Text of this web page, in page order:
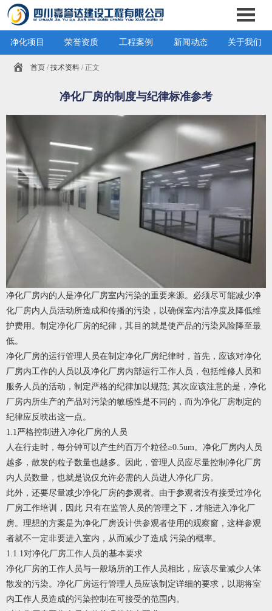
净化项目 荣誉资质 工程案例 新闻动态 关于我们
首页 /技术资料 / 正文
净化厂房的制度与纪律标准参考
净化厂房内的人是净化厂房室内污染的重要来源。必须尽可能减少净
化厂房内人员活动所造成和传播的污染，以确保室内洁净度及降低维
护费用。制定净化厂房的纪律，其目的就是使产品的污染风险降至最
低。
净化厂房的运行管理人员在制定净化厂房纪律时，首先，应该对净化
厂房内工作的人员以及净化厂房内部运行工作人员，包括维修人员和
服务人员的活动，制定严格的纪律加以规范; 其次应该注意的是，净化
厂房内所生产的产品对污染的敏感性是不同的，而为净化厂房制定的
纪律应反映出这一点。
1.1严格控制进入净化厂房的人员
人在行走时，每分钟可以产生约百万个粒径≥0.5um。净化厂房内人员
越多，散发的粒子数量也越多。因此，管理人员应尽量控制净化厂房
内人员数量，也就是说仅允许必需的人员进人净化厂房。
此外，还要尽量减少净化厂房的参观者。由于参观者没有接受过净化
厂房工作培训，因此 只有在监管人员的管理之下，才能进入净化厂
房。理想的方案是为净化厂房设计供参观者使用的观察窗，这样参观
者就不一定非要进入室内，从而减少了造成 污染的概率。
1.1.1对净化厂房工作人员的基本要求
净化厂房的工作人员与一般场所的工作人员相比，应该尽量减少人体
散发的污染。净化厂房运行管理人员应该制定详细的要求，以期将室
内工作人员造成的污染控制在可接受的范围内。